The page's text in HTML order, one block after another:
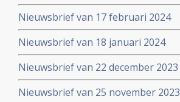
Nieuwsbrief van 17 februari 2024
Nieuwsbrief van 18 januari 2024
Nieuwsbrief van 22 december 2023
Nieuwsbrief van 25 november 2023